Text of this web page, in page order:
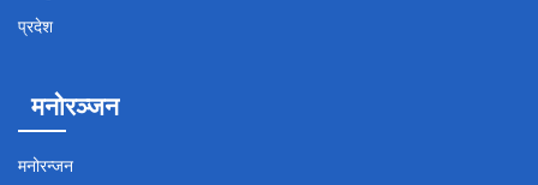
प्रदेश
मनोरञ्जन
मनोरन्जन